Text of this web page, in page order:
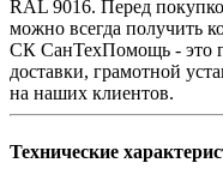
RAL 9016. Перед
можно всегда получить
СК СанТехПомощь - это
доставки, грамотной
на наших клиентов.
Технические